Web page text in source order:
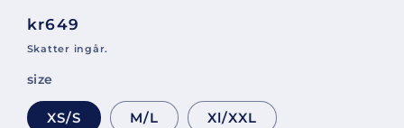
Ordinarie
pris
kr649
Skatter ingår.
size
XS/S M/L Xl/XXL